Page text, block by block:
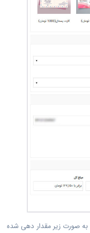
به صورت زیر مقدار دهی شده